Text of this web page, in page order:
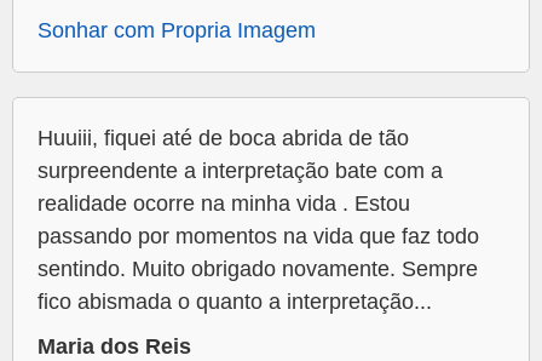
Sonhar com Propria Imagem
Huuiii, fiquei até de boca abrida de tão
surpreendente a interpretação bate com a
realidade ocorre na minha vida . Estou
passando por momentos na vida que faz todo
sentindo. Muito obrigado novamente. Sempre
fico abismada o quanto a interpretação...
Maria dos Reis